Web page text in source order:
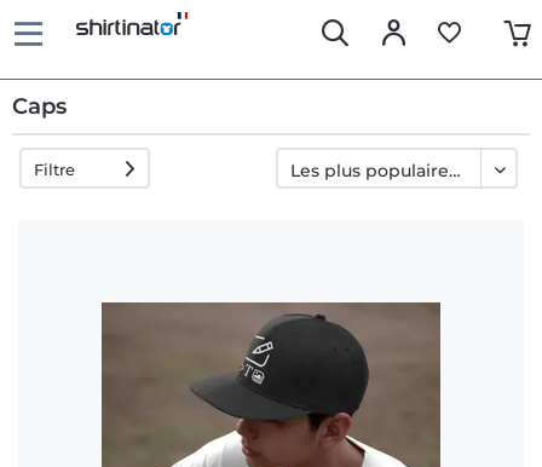
Caps
Filtre